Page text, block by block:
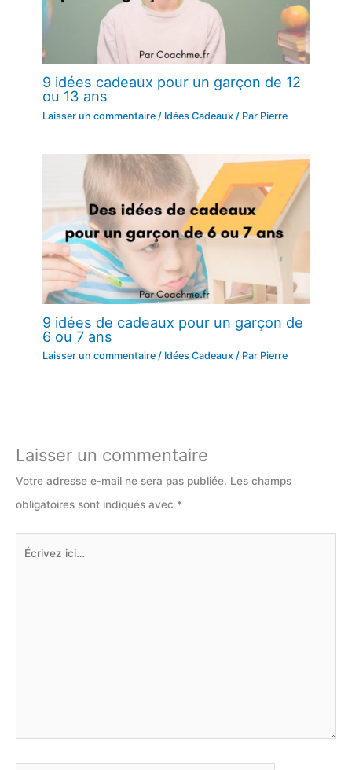
9 idées cadeaux pour un garçon de 12
ou 13 ans
Laisser un commentaire / Idées Cadeaux / Par Pierre
9 idées de cadeaux pour un garçon de
6 ou 7 ans
Laisser un commentaire / Idées Cadeaux / Par Pierre
Laisser un commentaire
Votre adresse e-mail ne sera pas publiée. Les champs
obligatoires sont indiqués avec *